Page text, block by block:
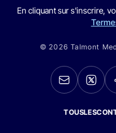
En cliquant sur s'inscrire,
© 2026 Talmont